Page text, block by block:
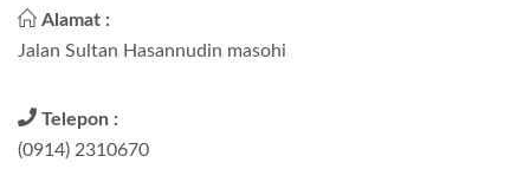
Alamat :
Jalan Sultan Hasannudin masohi
Telepon :
(0914) 2310670